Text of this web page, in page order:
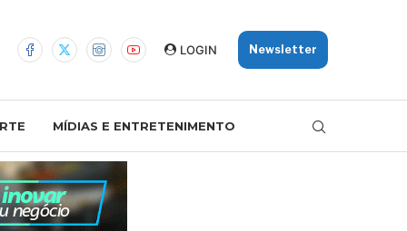
LOGIN Newsletter
MÍDIAS E ENTRETENIMENTO